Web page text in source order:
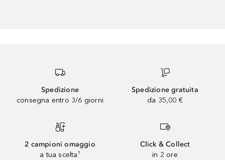
Spedizione
consegna entro 3/6 giorni
Spedizione gratuita
da 35,00 €
2 campioni omaggio
a tua scelta¹
Click & Collect
in 2 ore